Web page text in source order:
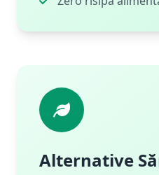
Alternative